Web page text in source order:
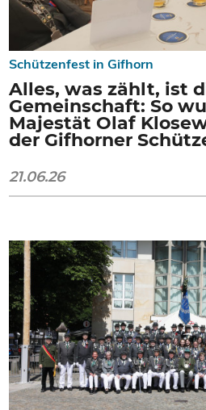
Schützenfest in Gifhorn
Alles, was zählt, ist
Gemeinschaft: So
Majestät Olaf
der Gifhorner
21.06.26